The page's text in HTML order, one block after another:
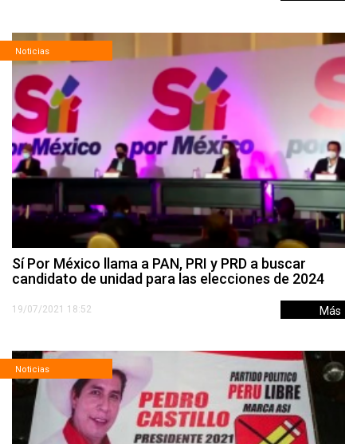
Noticias
Sí Por México llama a PAN, PRI y PRD a buscar
candidato de unidad para las elecciones de 2024
19/07/2021 18:52 Más
Noticias